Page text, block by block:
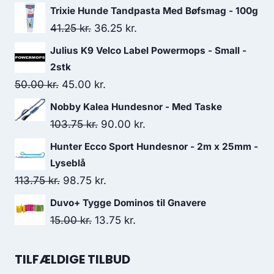
Trixie Hunde Tandpasta Med Bøfsmag - 100g
41.25kr. Den
oprindelige
var:
41.25 kr..
36.25 kr.
aktuelle
36.25 kr..
Julius K9 Velco Label Powermops - Small -
2stk
50.00kr. Den
oprindelige
pris
50.00 kr..
45.00 kr.
aktuelle
pris
Nobby Kalea Hundesnor - Med Taske
103.75kr. Den
oprindelige
var:
103.75 kr..
90.00 kr.
aktuelle
90.00 kr..
Hunter Ecco Sport Hundesnor - 2m x 25mm -
Lyseblå
113.75kr. Den
oprindelige
pris
113.75 kr..
98.75 kr.
aktuelle
pris
98.75 kr..
Duvo+ Tygge Dominos til Gnavere
15.00kr. Den
pris
13.75 kr.
TILFÆLDIGE TILBUD